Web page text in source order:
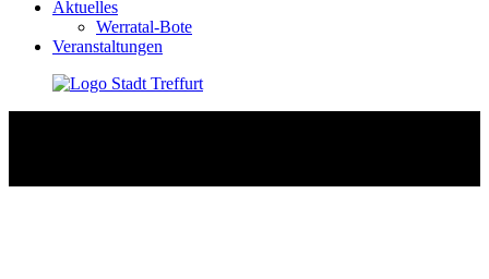
Aktuelles
Werratal-Bote
Veranstaltungen